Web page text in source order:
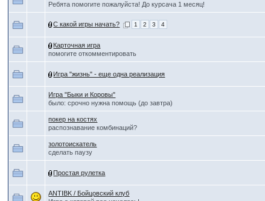
Ребята помогите пожалуйста! До курсача 1 месяц!
С какой игры начать? 1 2 3 4
Карточная игра
помогите откомментировать
Игра "жизнь" - еще одна реализация
Игра "Быки и Коровы"
было: срочно нужна помощь (до завтра)
покер на костях
распознавание комбинаций?
золотоискатель
сделать паузу
Простая рулетка
ANTIBK / Бойцовский клуб